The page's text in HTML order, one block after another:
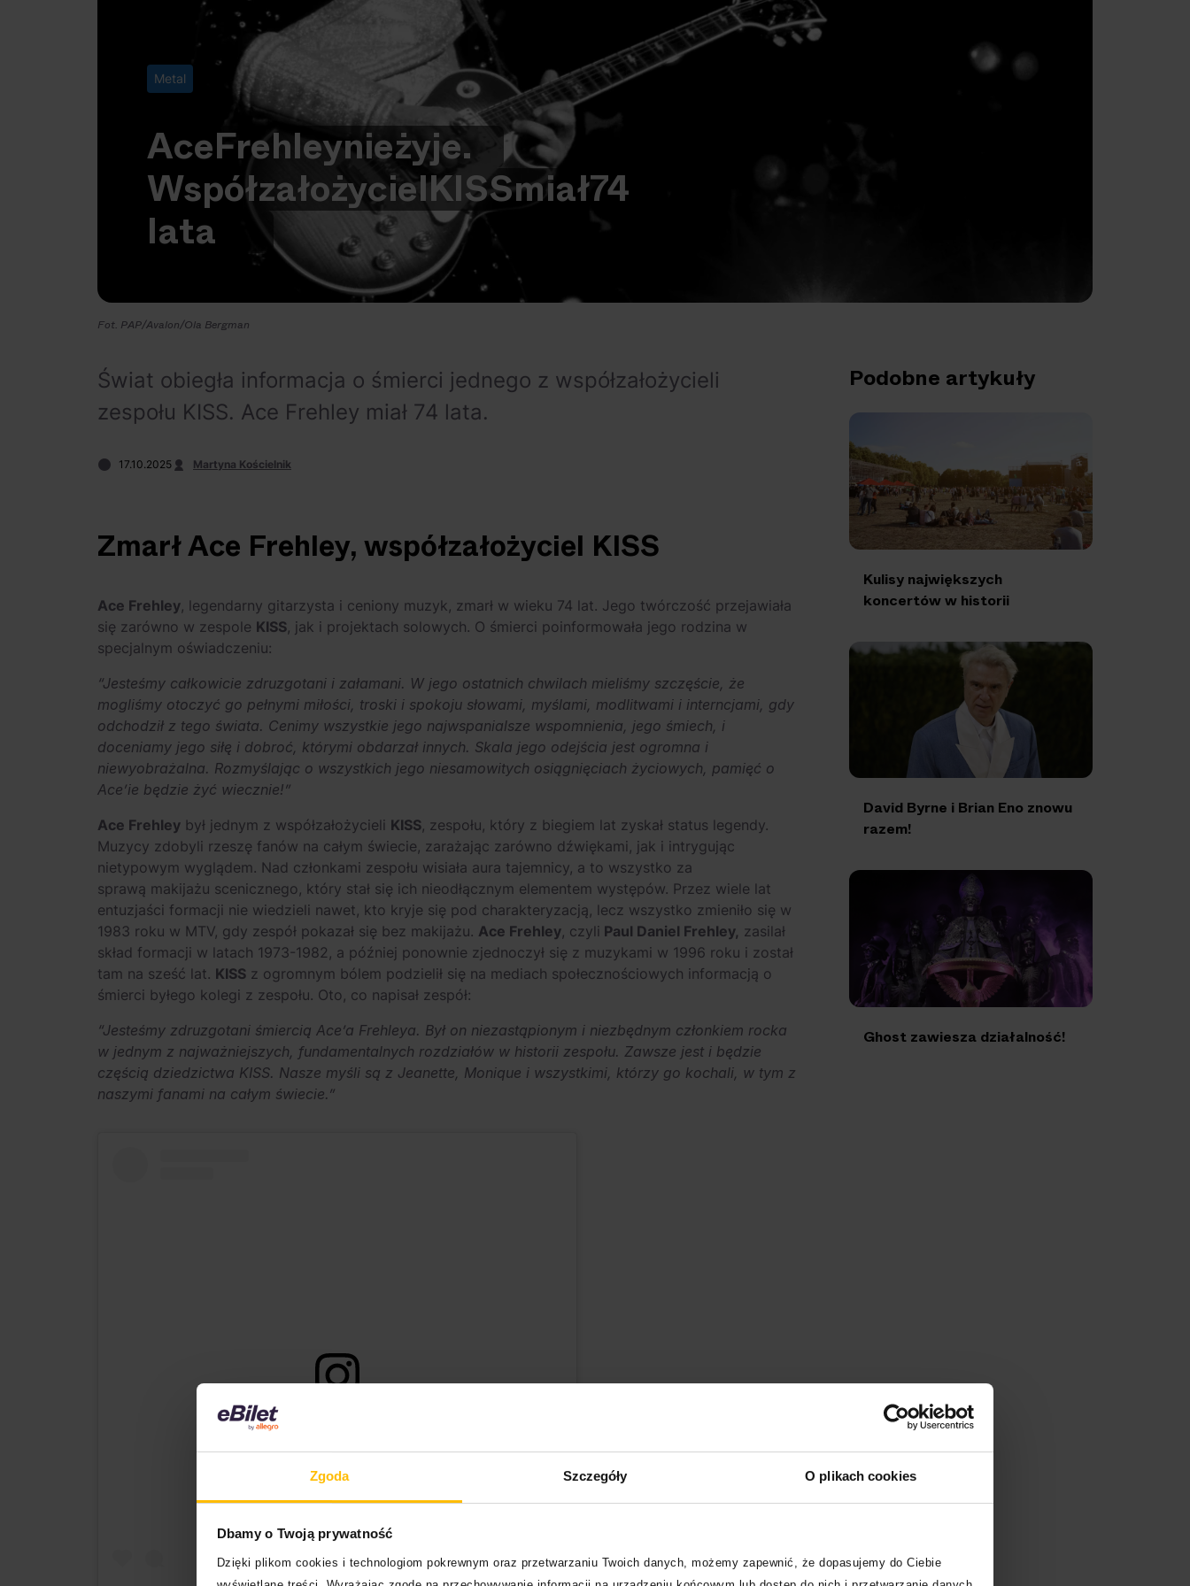
Zgoda Szczegóły O plikach cookies
Dbamy o Twoją prywatność
Dzięki plikom cookies i technologiom pokrewnym oraz przetwarzaniu Twoich danych, możemy zapewnić, że dopasujemy do Ciebie
Metal
AceFrehleynieżyje.
WspółzałożycielKISSmiał74
lata
Fot. PAP/Avalon/Ola Bergman
Świat obiegła informacja o śmierci jednego z współzałożycieli
zespołu KISS. Ace Frehley miał 74 lata.
17.10.2025 Martyna Kościelnik
Zmarł Ace Frehley, współzałożyciel KISS
Ace Frehley, legendarny gitarzysta i ceniony muzyk, zmarł w wieku 74 lat. Jego twórczość przejawiała
się zarówno w zespole KISS, jak i projektach solowych. O śmierci poinformowała jego rodzina w
specjalnym oświadczeniu:
“Jesteśmy całkowicie zdruzgotani i załamani. W jego ostatnich chwilach mieliśmy szczęście, że
mogliśmy otoczyć go pełnymi miłości, troski i spokoju słowami, myślami, modlitwami i interncjami, gdy
odchodził z tego świata. Cenimy wszystkie jego najwspanialsze wspomnienia, jego śmiech, i
doceniamy jego siłę i dobroć, którymi obdarzał innych. Skala jego odejścia jest ogromna i
niewyobrażalna. Rozmyślając o wszystkich jego niesamowitych osiągnięciach życiowych, pamięć o
Ace’ie będzie żyć wiecznie!”
Ace Frehley był jednym z współzałożycieli KISS, zespołu, który z biegiem lat zyskał status legendy.
Muzycy zdobyli rzeszę fanów na całym świecie, zarażając zarówno dźwiękami, jak i intrygując
nietypowym wyglądem. Nad członkami zespołu wisiała aura tajemnicy, a to wszystko za
sprawą makijażu scenicznego, który stał się ich nieodłącznym elementem występów. Przez wiele lat
entuzjaści formacji nie wiedzieli nawet, kto kryje się pod charakteryzacją, lecz wszystko zmieniło się w
1983 roku w MTV, gdy zespół pokazał się bez makijażu. Ace Frehley, czyli Paul Daniel Frehley, zasilał
skład formacji w latach 1973-1982, a później ponownie zjednoczył się z muzykami w 1996 roku i został
tam na sześć lat. KISS z ogromnym bólem podzielił się na mediach społecznościowych informacją o
śmierci byłego kolegi z zespołu. Oto, co napisał zespół:
“Jesteśmy zdruzgotani śmiercią Ace’a Frehleya. Był on niezastąpionym i niezbędnym członkiem rocka
w jednym z najważniejszych, fundamentalnych rozdziałów w historii zespołu. Zawsze jest i będzie
częścią dziedzictwa KISS. Nasze myśli są z Jeanette, Monique i wszystkimi, którzy go kochali, w tym z
naszymi fanami na całym świecie.”
Wyświetl ten post na Instagramie
Podobne artykuły
Kulisy największych
koncertów w historii
David Byrne i Brian Eno znowu
razem!
Ghost zawiesza działalność!